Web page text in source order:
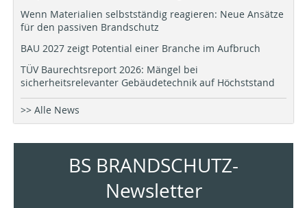
Wenn Materialien selbstständig reagieren: Neue Ansätze
für den passiven Brandschutz
BAU 2027 zeigt Potential einer Branche im Aufbruch
TÜV Baurechtsreport 2026: Mängel bei
sicherheitsrelevanter Gebäudetechnik auf Höchststand
>> Alle News
BS BRANDSCHUTZ-
Newsletter